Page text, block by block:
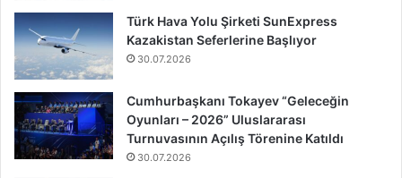
Türk Hava Yolu Şirketi SunExpress
Kazakistan Seferlerine Başlıyor
30.07.2026
Cumhurbaşkanı Tokayev “Geleceğin
Oyunları – 2026” Uluslararası
Turnuvasının Açılış Törenine Katıldı
30.07.2026